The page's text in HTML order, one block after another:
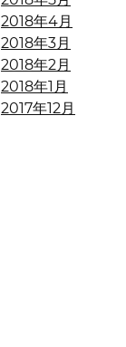
2018年4月
2018年3月
2018年2月
2018年1月
2017年12月